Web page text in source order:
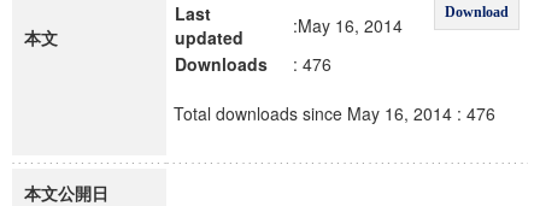
本文
Download
Last
updated
:May 16, 2014
Downloads
: 476
Total downloads since May 16, 2014 : 476
本文公開日